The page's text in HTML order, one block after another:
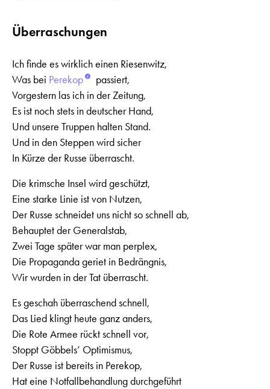
Überraschungen
Ich finde es wirklich einen Riesenwitz,
Was bei Perekop
passiert,
Vorgestern las ich in der Zeitung,
Es ist noch stets in deutscher Hand,
Und unsere Truppen halten Stand.
Und in den Steppen wird sicher
In Kürze der Russe überrascht.
Die krimsche Insel wird geschützt,
Eine starke Linie ist von Nutzen,
Der Russe schneidet uns nicht so schnell ab,
Behauptet der Generalstab,
Zwei Tage später war man perplex,
Die Propaganda geriet in Bedrängnis,
Wir wurden in der Tat überrascht.
Es geschah überraschend schnell,
Das Lied klingt heute ganz anders,
Die Rote Armee rückt schnell vor,
Stoppt Göbbels’ Optimismus,
Der Russe ist bereits in Perekop,
Hat eine Notfallbehandlung durchgeführt